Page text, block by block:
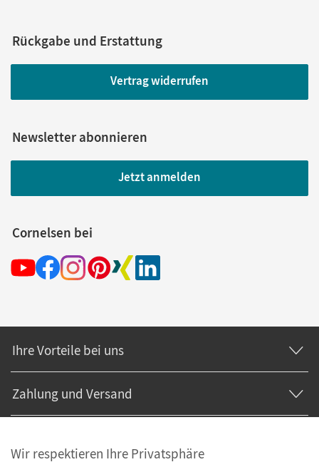
Rückgabe und Erstattung
Vertrag widerrufen
Newsletter abonnieren
Jetzt anmelden
Cornelsen bei
Ihre Vorteile bei uns
Zahlung und Versand
Wir respektieren Ihre Privatsphäre